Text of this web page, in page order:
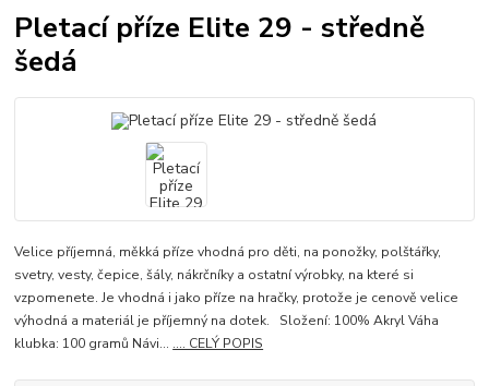
Pletací příze Elite 29 - středně
šedá
Velice příjemná, měkká příze vhodná pro děti, na ponožky, polštářky,
svetry, vesty, čepice, šály, nákrčníky a ostatní výrobky, na které si
vzpomenete. Je vhodná i jako příze na hračky, protože je cenově velice
výhodná a materiál je příjemný na dotek. Složení: 100% Akryl Váha
klubka: 100 gramů Návi... .... CELÝ POPIS